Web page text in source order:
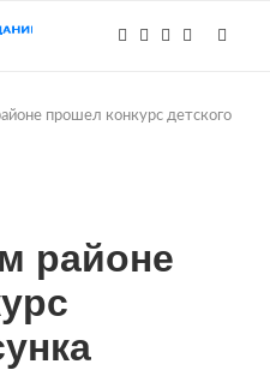
прошел конкурс детского
районе